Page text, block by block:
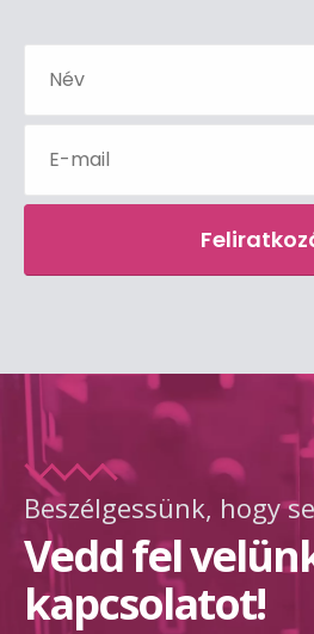
Beszélgessünk, hogy
Vedd fel
kapcsolatot!